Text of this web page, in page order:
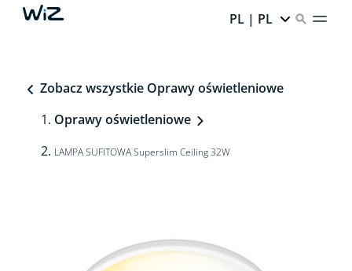
PL | PL
Zobacz wszystkie Oprawy oświetleniowe
Oprawy oświetleniowe
LAMPA SUFITOWA Superslim Ceiling 32W